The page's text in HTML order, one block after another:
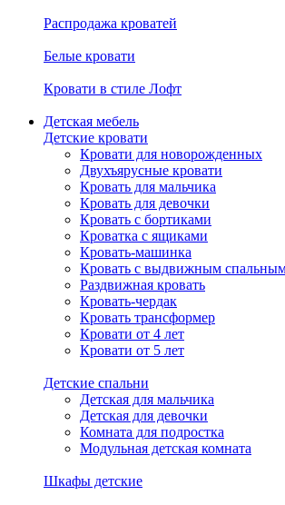
Распродажа кроватей
Белые кровати
Кровати в стиле Лофт
Детская мебель
Детские кровати
Кровати для новорожденных
Двухъярусные кровати
Кровать для мальчика
Кровать для девочки
Кровать с бортиками
Кроватка с ящиками
Кровать-машинка
Кровать с выдвижным
Раздвижная кровать
Кровать-чердак
Кровать трансформер
Кровати от 4 лет
Кровати от 5 лет
Детские спальни
Детская для мальчика
Детская для девочки
Комната для подростка
Модульная детская комната
Шкафы детские